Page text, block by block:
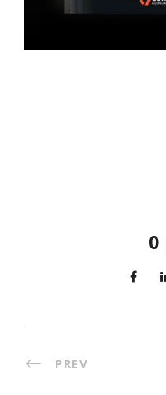
0
PREV